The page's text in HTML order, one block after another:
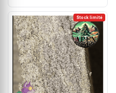
Stock limité